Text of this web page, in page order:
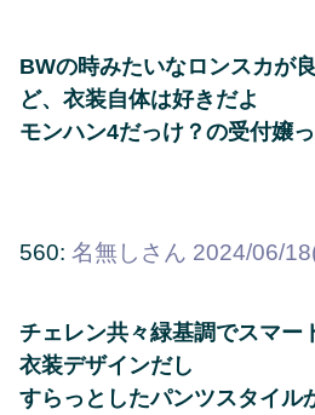
BWの時みたいなロンスカが
ど、衣装自体は好きだよ
モンハン4だっけ？の受付嬢
560: 名無しさん 2024/06/
チェレン共々緑基調でスマー
衣装デザインだし
すらっとしたパンツスタイル